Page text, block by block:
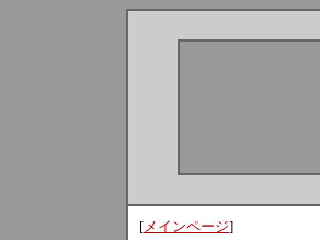
[メインページ]